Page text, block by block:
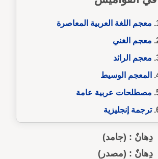
معجم اللغة العربية المعاصرة
معجم الغني
معجم الرائد
المعجم الوسيط
مصطلحات عربية عامة
ترجمة إنجليزية
دِهانٌ : (جامد)
دِهانٌ : (مصدر)